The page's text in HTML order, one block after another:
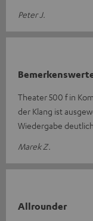
Peter J.
Theater 500 f in
der Klang ist
Wiedergabe
Marek Z.
Allrounder